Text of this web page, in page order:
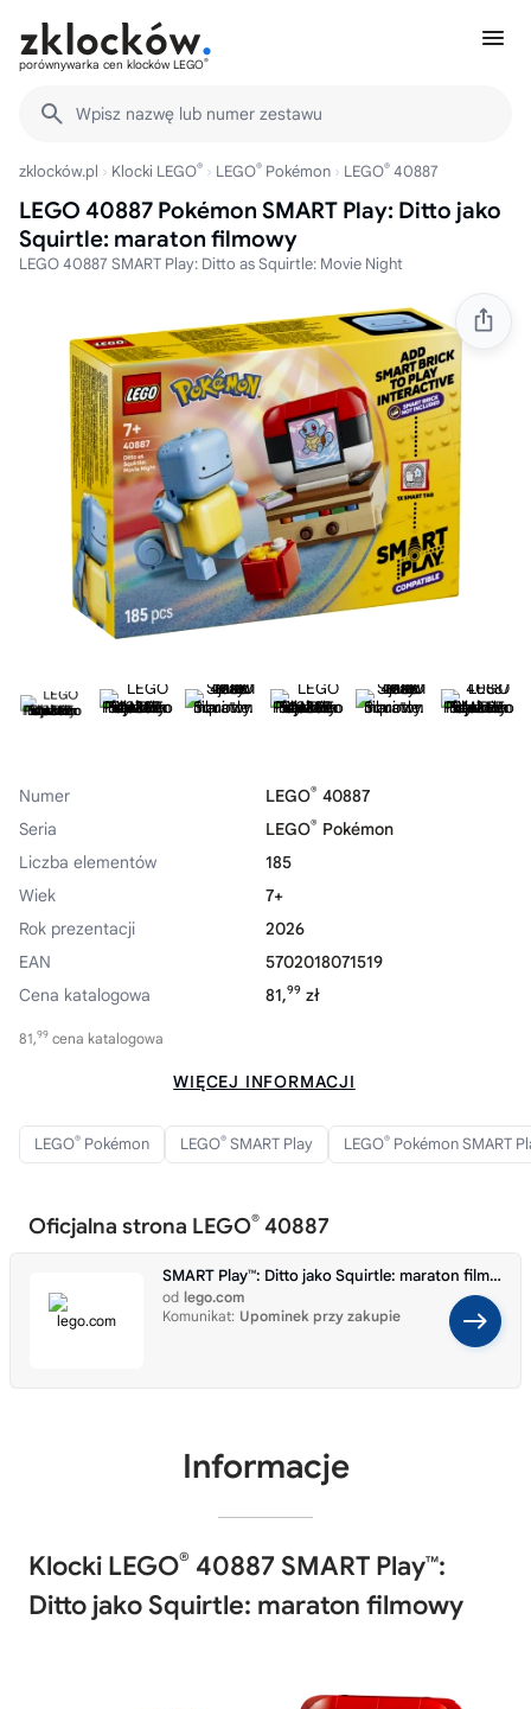
porównywarka cen klocków LEGO®
Wpisz nazwę lub numer zestawu
zklocków.pl Klocki LEGO® LEGO® Pokémon LEGO® 40887
LEGO 40887 Pokémon SMART Play: Ditto jako
Squirtle: maraton filmowy
LEGO 40887 SMART Play: Ditto as Squirtle: Movie Night
Numer LEGO® 40887
Seria
LEGO® Pokémon
Liczba elementów
185
Wiek
7+
Rok prezentacji
2026
EAN
5702018071519
Cena katalogowa
81,99 zł
81,99 cena katalogowa
WIĘCEJ INFORMACJI
LEGO® Pokémon LEGO® SMART Play LEGO® Pokémon SMART
Oficjalna strona LEGO® 40887
SMART Play™: Ditto jako Squirtle: maraton filmowy 40887
od lego.com
Komunikat: Upominek przy zakupie
Informacje
Klocki LEGO® 40887 SMART Play™:
Ditto jako Squirtle: maraton filmowy